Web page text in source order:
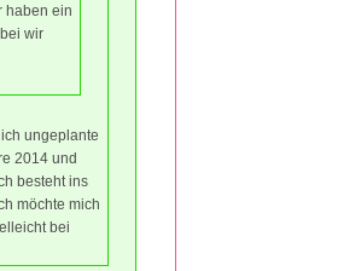
haben ein
wir
ungeplante
2014 und
besteht ins
möchte mich
bei